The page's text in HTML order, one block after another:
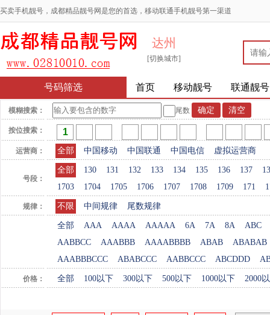
买卖手机靓号，成都精品靓号网是您的首选，移动联通手机靓号第一渠道
达州
[切换城市]
号码筛选 首页 移动靓号 联通靓号
模糊搜索： 尾数
按位搜索：
运营商： 全部 中国移动 中国联通 中国电信 虚拟运营商
号段：
全部 130 131 132 133 134 135 136 137
1703
1704 1705 1706 1707 1708 1709 171
规律： 不限 中间规律 尾数规律
全部 AAA AAAA AAAAA 6A 7A 8A
ABC
AABBCC
AAABBB AAAABBBB ABAB
ABABAB
AAABBBCCC
ABABCCC AABBCCC ABCDDD
价格： 全部 100以下 300以下 500以下 1000以下 2000